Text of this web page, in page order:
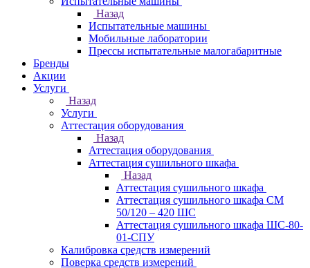
Назад
Испытательные машины
Мобильные лаборатории
Прессы испытательные малогабаритные
Бренды
Акции
Услуги
Назад
Услуги
Аттестация оборудования
Назад
Аттестация оборудования
Аттестация сушильного шкафа
Назад
Аттестация сушильного шкафа
Аттестация сушильного шкафа СМ
50/120 – 420 ШС
Аттестация сушильного шкафа ШС-80-
01-СПУ
Калибровка средств измерений
Поверка средств измерений